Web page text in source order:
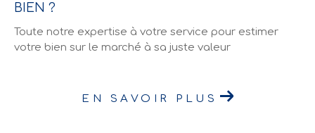
BIEN ?
Toute notre expertise à votre service pour estimer
votre bien sur le marché à sa juste valeur
EN SAVOIR PLUS